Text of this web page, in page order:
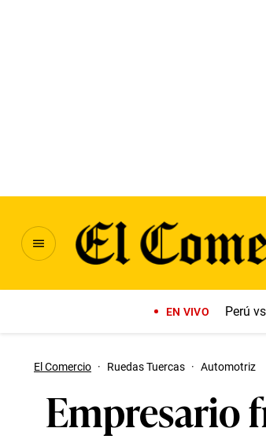
EN VIVO Perú
El Comercio · Ruedas Tuercas · Automotriz
Empresario